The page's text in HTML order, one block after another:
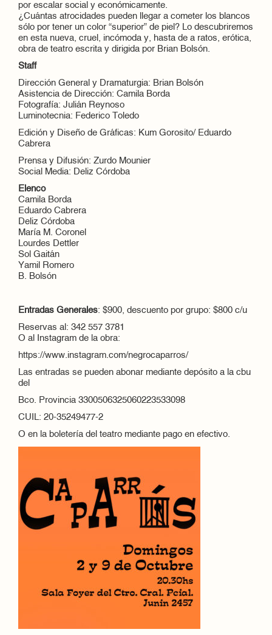
por escalar social y económicamente.
¿Cuántas atrocidades pueden llegar a cometer los blancos
sólo por tener un color “superior” de piel? Lo descubriremos
en esta nueva, cruel, incómoda y, hasta de a ratos, erótica,
obra de teatro escrita y dirigida por Brian Bolsón.
Staff
Dirección General y Dramaturgia: Brian Bolsón
Asistencia de Dirección: Camila Borda
Fotografía: Julián Reynoso
Luminotecnia: Federico Toledo
Edición y Diseño de Gráficas: Kum Gorosito/ Eduardo
Cabrera
Prensa y Difusión: Zurdo Mounier
Social Media: Deliz Córdoba
Elenco
Camila Borda
Eduardo Cabrera
Deliz Córdoba
María M. Coronel
Lourdes Dettler
Sol Gaitán
Yamil Romero
B. Bolsón
Entradas Generales: $900, descuento por grupo: $800 c/u
Reservas al: 342 557 3781
O al Instagram de la obra:
https://www.instagram.com/negrocaparros/
Las entradas se pueden abonar mediante depósito a la cbu
del
Bco. Provincia 3300506325060223533098
CUIL: 20-35249477-2
O en la boletería del teatro mediante pago en efectivo.